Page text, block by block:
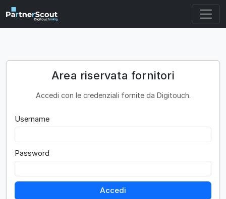
Area riservata fornitori
Accedi con le credenziali fornite da Digitouch.
Username
Password
Accedi